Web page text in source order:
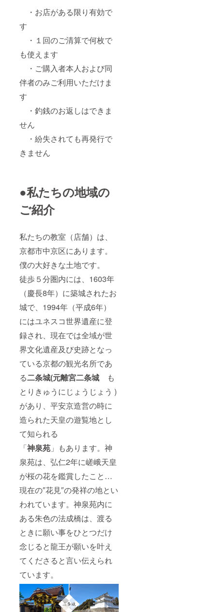
・お店がある限り有効で
す
・１回のご清算で何枚で
も使えます
・ご購入者本人および同
伴者のみご利用いただけま
す
・釣銭のお返しはできま
せん
・紛失されても再発行で
きません
●私たちの地域の
ご紹介
私たちの教室（店舗）は、
京都市中京区にあります。
僕の大好きな土地です。
徒歩５分圏内には、1603年
（慶長8年）に築城されたお
城で、1994年（平成6年）
にはユネスコ世界遺産に登
録され、現在では全域が世
界文化遺産及び史跡となっ
ている京都の観光名所であ
る二条城(元離宮二条城 も
とりきゅうにじょうじょう )
があり、平安京造営の時に
造られた天皇の遊覧地とし
て知られる
「神泉苑 」もあります。神
泉苑は、弘仁2年に嵯峨天皇
が桜の花を鑑賞したこと…
現在の″花見″の発祥の地とい
われています。神泉苑内に
ある朱色の法成橋は、渡る
ときに願い事をひとつだけ
念じると龍王が願いを叶え
てくださると言い伝えられ
ています。